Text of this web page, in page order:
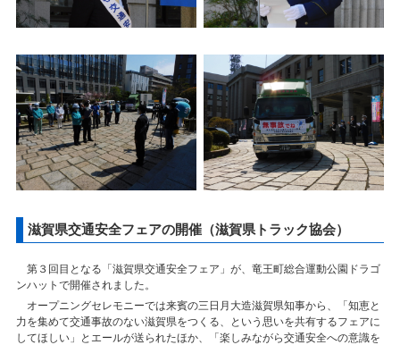
滋賀県交通安全フェアの開催（滋賀県トラック協会）
第３回目となる「滋賀県交通安全フェア」が、竜王町総合運動公園ドラゴ
ンハットで開催されました。
オープニングセレモニーでは来賓の三日月大造滋賀県知事から、「知恵と
力を集めて交通事故のない滋賀県をつくる、という思いを共有するフェアに
してほしい」とエールが送られたほか、「楽しみながら交通安全への意識を